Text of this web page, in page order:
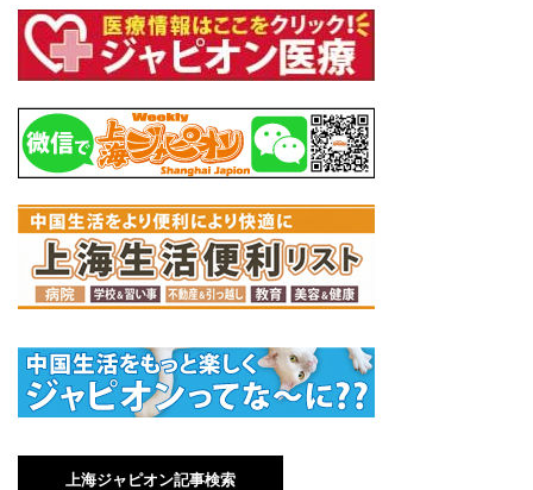
上海ジャピオン記事検索